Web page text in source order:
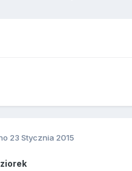
23 Stycznia 2015